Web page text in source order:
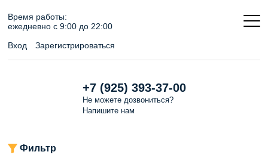
Время работы:
ежедневно c 9:00 до 22:00
Вход
Зарегистрироваться
+7 (925) 393-37-00
Не можете дозвониться?
Напишите нам
Фильтр